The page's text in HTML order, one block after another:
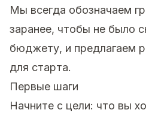
Мы всегда обозначаем
заранее, чтобы не было
бюджету, и предлагаем
для старта.
Первые шаги
Начните с цели: что вы